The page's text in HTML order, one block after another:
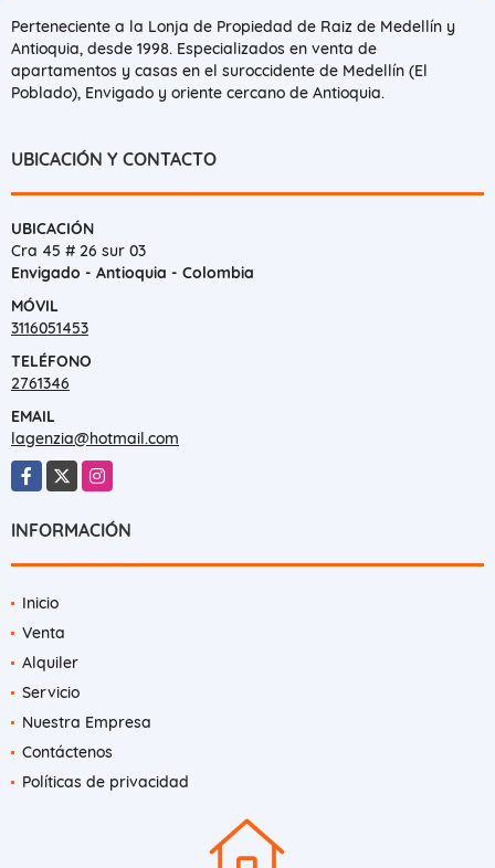
Perteneciente a la Lonja de Propiedad de Raiz de Medellín y
Antioquia, desde 1998. Especializados en venta de
apartamentos y casas en el suroccidente de Medellín (El
Poblado), Envigado y oriente cercano de Antioquia.
UBICACIÓN Y CONTACTO
UBICACIÓN
Cra 45 # 26 sur 03
Envigado - Antioquia - Colombia
MÓVIL
3116051453
TELÉFONO
2761346
EMAIL
lagenzia@hotmail.com
Facebook
X Instagram
INFORMACIÓN
Inicio
Venta
Alquiler
Servicio
Nuestra Empresa
Contáctenos
Políticas de privacidad